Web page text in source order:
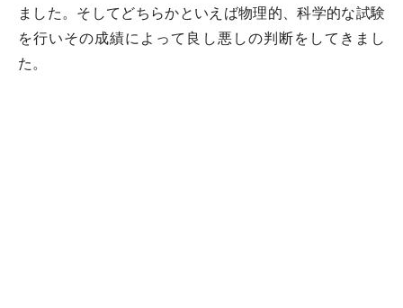
ました。そしてどちらかといえば物理的、科学的な試験
を行いその成績によって良し悪しの判断をしてきまし
た。